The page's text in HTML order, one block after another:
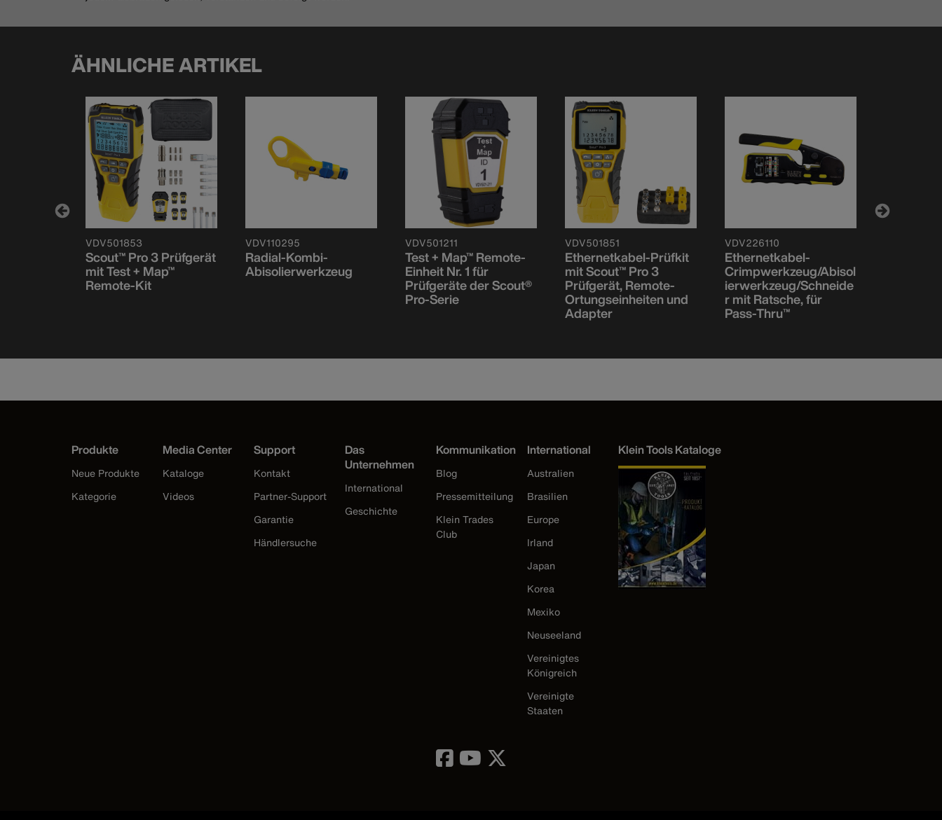
ÄHNLICHE ARTIKEL
VDV501853
Scout™ Pro 3 Prüfgerät
mit Test + Map™
Remote-Kit
VDV110295
Radial-Kombi-
Abisolierwerkzeug
VDV501211
Test + Map™ Remote-
Einheit Nr. 1 für
Prüfgeräte der Scout®
Pro-Serie
VDV501851
Ethernetkabel-Prüfkit
mit Scout™ Pro 3
Prüfgerät, Remote-
Ortungseinheiten und
Adapter
VDV226110
Ethernetkabel-
Crimpwerkzeug/Abisol
ierwerkzeug/Schneide
r mit Ratsche, für
Pass-Thru™
Produkte
Neue Produkte
Kategorie
Media Center
Kataloge
Videos
Support
Kontakt
Partner-Support
Garantie
Händlersuche
Das
Unternehmen
International
Geschichte
Kommunikation
Blog
Pressemitteilung
Klein Trades
Club
International
Australien
Brasilien
Europe
Irland
Japan
Korea
Mexiko
Neuseeland
Vereinigtes
Königreich
Vereinigte
Staaten
Klein Tools Kataloge